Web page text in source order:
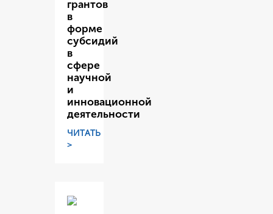
грантов
в
форме
субсидий
в
сфере
научной
и
инновационной
деятельности
ЧИТАТЬ
>